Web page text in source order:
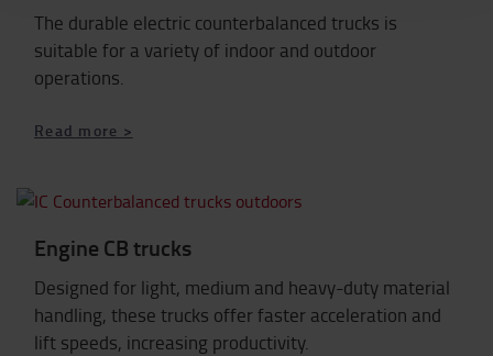
The durable electric counterbalanced trucks is
suitable for a variety of indoor and outdoor
operations.
Read more >
Engine CB trucks
Designed for light, medium and heavy-duty material
handling, these trucks offer faster acceleration and
lift speeds, increasing productivity.